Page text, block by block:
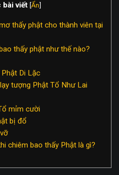
bài viết [Ẩn]
thấy phật cho thành viên tại
thấy phật như thế nào?
Di Lặc
tượng Phật Tổ Như Lai
mỉm cười
bị đổ
chiêm bao thấy Phật là gì?